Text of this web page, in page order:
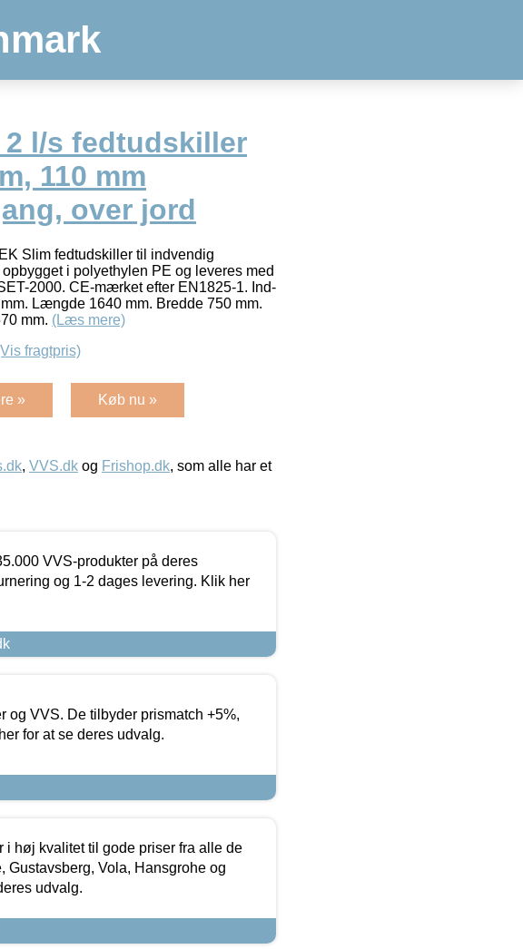
2 l/s fedtudskiller
110 mm
over jord
Slim fedtudskiller til indvendig
i polyethylen PE og leveres med
2000. CE-mærket efter EN1825-1. Ind-
Længde 1640 mm. Bredde 750 mm.
mm. (Læs mere)
fragtpris)
» Køb nu »
, VVS.dk og Frishop.dk, som alle har et
VVS-produkter på deres
og 1-2 dages levering. Klik her
og VVS. De tilbyder prismatch +5%,
for at se deres udvalg.
høj kvalitet til gode priser fra alle de
Gustavsberg, Vola, Hansgrohe og
udvalg.